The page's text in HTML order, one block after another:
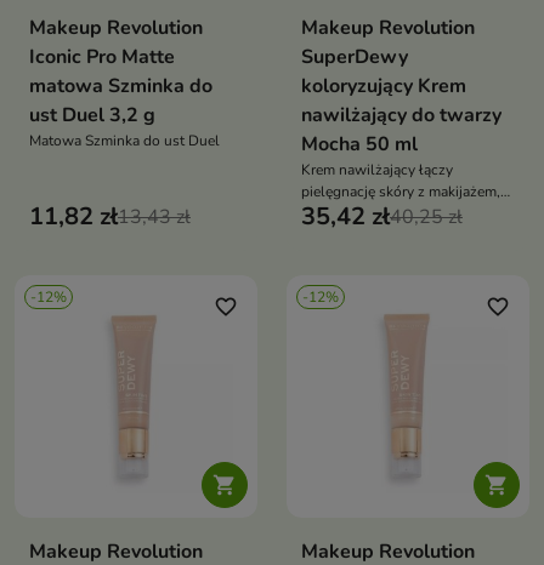
Makeup Revolution
Iconic Pro Matte
matowa Szminka do
ust Duel 3,2 g
Matowa Szminka do ust Duel
11,82 zł13,43 zł
Makeup Revolution
SuperDewy
koloryzujący Krem
nawilżający do twarzy
Mocha 50 ml
Krem nawilżający łączy
pielęgnację skóry z makijażem,
umożliwiając uzyskanie efektu
35,42 zł40,25 zł
-12%

favorite_border
Makeup Revolution
-12%

favorite_border
Makeup Revolution